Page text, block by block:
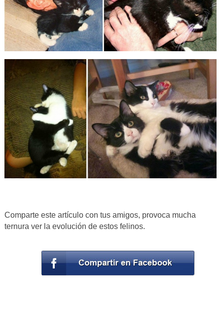
Comparte este artículo con tus amigos, provoca mucha
ternura ver la evolución de estos felinos.